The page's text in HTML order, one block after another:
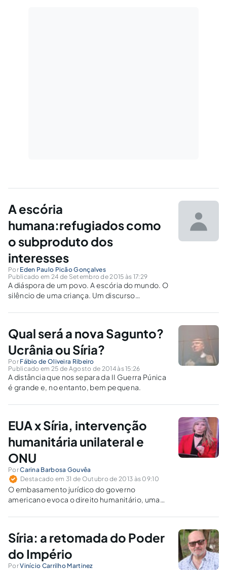
A escória
humana:refugiados como
o subproduto dos
interesses
Por Eden Paulo Picão Gonçalves
Publicado em 24 de Setembro de 2015 às 17:29
A diáspora de um povo. A escória do mundo. O
silêncio de uma criança. Um discurso
Qual será a nova Sagunto?
Ucrânia ou Síria?
Por Fábio de Oliveira Ribeiro
Publicado em 25 de Agosto de 2014 às 15:26
A distância que nos separa da II Guerra Púnica
é grande e, no entanto, bem pequena.
EUA x Síria, intervenção
humanitária unilateral e
ONU
PorCarina Barbosa Gouvêa
Destacado em 31 de Outubro de 2013 às 09:10
O embasamento jurídico do governo
americano evoca o direito humanitário, uma
1.429 pessoas, em 21/8/2013, como
químicas. Havendo intervenção, esta decisão
deverá ser unilateral?
Síria: a retomada do Poder
do Império
PorVinício Carrilho Martinez